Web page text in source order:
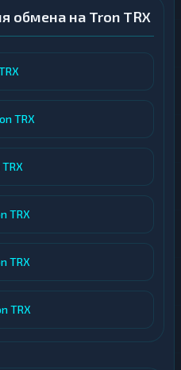
обмена на Tron TRX
TRX
TRX
TRX
TRX